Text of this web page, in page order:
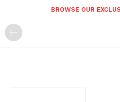
BROWSE OUR